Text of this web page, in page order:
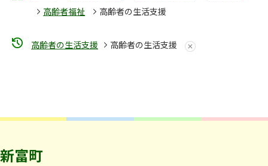
高齢者福祉
高齢者の生活支援
高齢者の生活支援 高齢者の生活支援
新富町